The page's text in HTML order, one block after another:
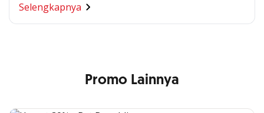
Selengkapnya
Promo Lainnya